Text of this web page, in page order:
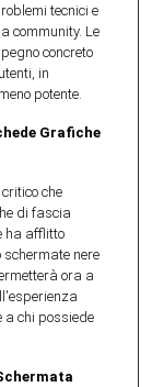
tecnici e
community. Le
concreto
in
potente.
Grafiche
che
di fascia
ha afflitto
nere
ora a
a chi possiede